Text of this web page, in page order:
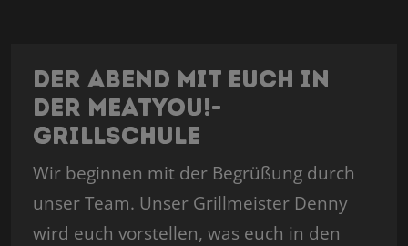
Der Abend mit euch in
der MeatYou!-
Grillschule
Wir beginnen mit der Begrüßung durch
unser Team. Unser Grillmeister Denny
wird euch vorstellen, was euch in den